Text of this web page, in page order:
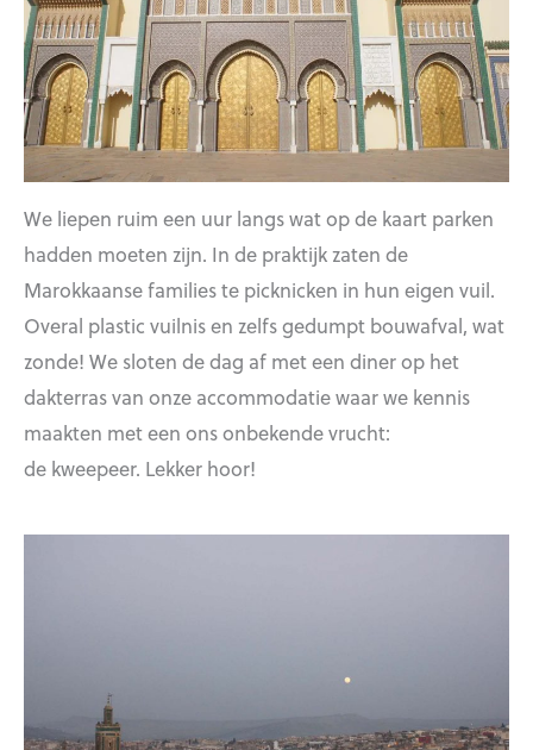
We liepen ruim een uur langs wat op de kaart parken
hadden moeten zijn. In de praktijk zaten de
Marokkaanse families te picknicken in hun eigen vuil.
Overal plastic vuilnis en zelfs gedumpt bouwafval, wat
zonde! We sloten de dag af met een diner op het
dakterras van onze accommodatie waar we kennis
maakten met een ons onbekende vrucht:
de kweepeer. Lekker hoor!